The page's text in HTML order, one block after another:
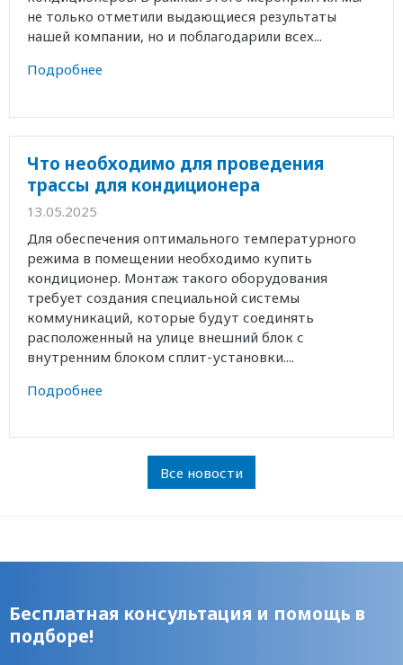
не только отметили выдающиеся результаты
нашей компании, но и поблагодарили всех...
Подробнее
Что необходимо для проведения
трассы для кондиционера
13.05.2025
Для обеспечения оптимального температурного
режима в помещении необходимо купить
кондиционер. Монтаж такого оборудования
требует создания специальной системы
коммуникаций, которые будут соединять
расположенный на улице внешний блок с
внутренним блоком сплит-установки....
Подробнее
Все новости
Бесплатная консультация и помощь в
подборе!